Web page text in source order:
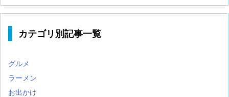
カテゴリ別記事一覧
グルメ
ラーメン
お出かけ